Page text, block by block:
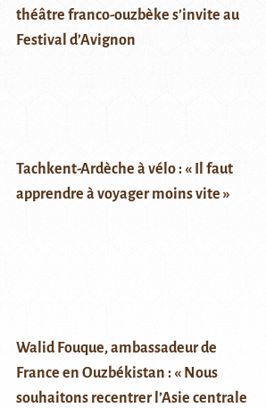
théâtre franco-ouzbèke s’invite au
Festival d’Avignon
Tachkent-Ardèche à vélo : « Il faut
apprendre à voyager moins vite »
Walid Fouque, ambassadeur de
France en Ouzbékistan : « Nous
souhaitons recentrer l’Asie centrale